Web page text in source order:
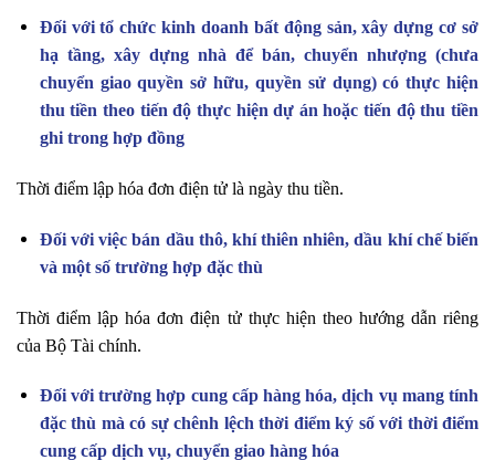
Đối với tổ chức kinh doanh bất động sản, xây dựng cơ sở
hạ tầng, xây dựng nhà để bán, chuyển nhượng (chưa
chuyển giao quyền sở hữu, quyền sử dụng) có thực hiện
thu tiền theo tiến độ thực hiện dự án hoặc tiến độ thu tiền
ghi trong hợp đồng
Thời điểm lập hóa đơn điện tử là ngày thu tiền.
Đối với việc bán dầu thô, khí thiên nhiên, dầu khí chế biến
và một số trường hợp đặc thù
Thời điểm lập hóa đơn điện tử thực hiện theo hướng dẫn riêng
của Bộ Tài chính.
Đối với trường hợp cung cấp hàng hóa, dịch vụ mang tính
đặc thù mà có sự chênh lệch thời điểm ký số với thời điểm
cung cấp dịch vụ, chuyển giao hàng hóa